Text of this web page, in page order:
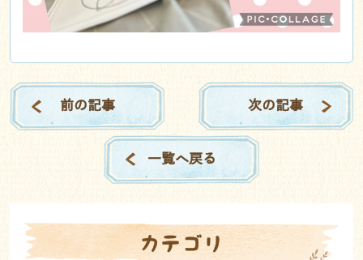
前の記事
一覧へ戻る
次の記事
カテゴリ